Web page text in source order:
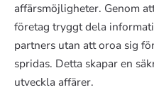
affärsmöjligheter. Genom
företag tryggt dela
partners utan att oroa sig
spridas. Detta skapar en
utveckla affärer.